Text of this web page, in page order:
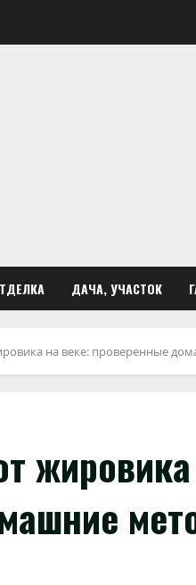
ДАЧА, УЧАСТОК
на веке: проверенные